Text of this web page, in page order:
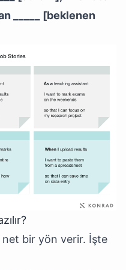
_____ [beklenen
bir yön verir. İşte